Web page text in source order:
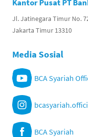
Kantor Pusat PT
Jl. Jatinegara Timur No.
Jakarta Timur 13310
Media Sosial
BCA Syariah
BCA Syariah